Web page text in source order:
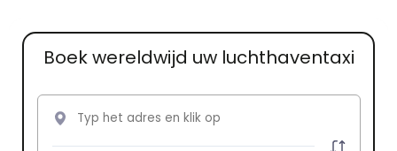
Boek wereldwijd uw luchthaventaxi